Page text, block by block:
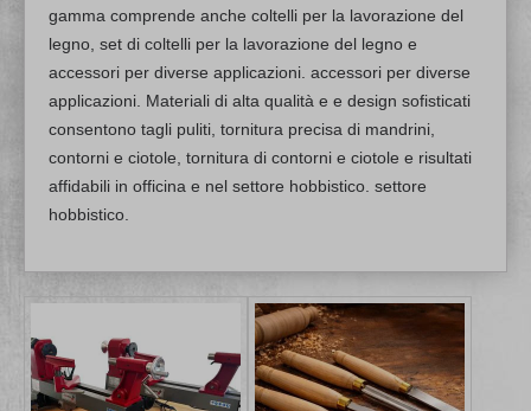
gamma comprende anche coltelli per la lavorazione del
legno, set di coltelli per la lavorazione del legno e
accessori per diverse applicazioni. accessori per diverse
applicazioni. Materiali di alta qualità e e design sofisticati
consentono tagli puliti, tornitura precisa di mandrini,
contorni e ciotole, tornitura di contorni e ciotole e risultati
affidabili in officina e nel settore hobbistico. settore
hobbistico.